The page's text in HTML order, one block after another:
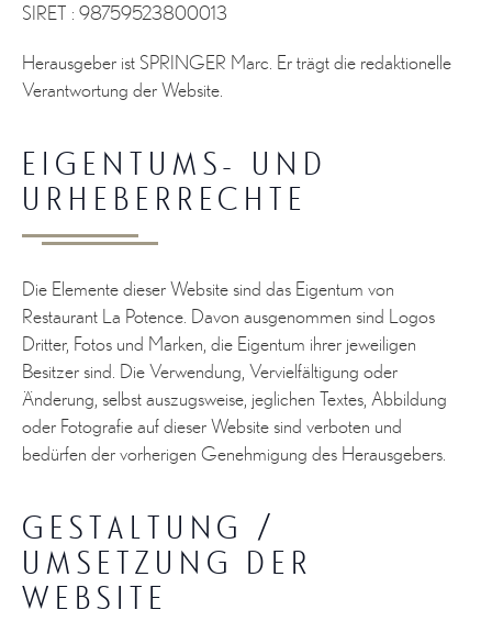
SIRET : 98759523800013
Herausgeber ist SPRINGER Marc. Er trägt die redaktionelle
Verantwortung der Website.
EIGENTUMS- UND
URHEBERRECHTE
Die Elemente dieser Website sind das Eigentum von
Restaurant La Potence. Davon ausgenommen sind Logos
Dritter, Fotos und Marken, die Eigentum ihrer jeweiligen
Besitzer sind. Die Verwendung, Vervielfältigung oder
Änderung, selbst auszugsweise, jeglichen Textes, Abbildung
oder Fotografie auf dieser Website sind verboten und
bedürfen der vorherigen Genehmigung des Herausgebers.
GESTALTUNG /
UMSETZUNG DER
WEBSITE